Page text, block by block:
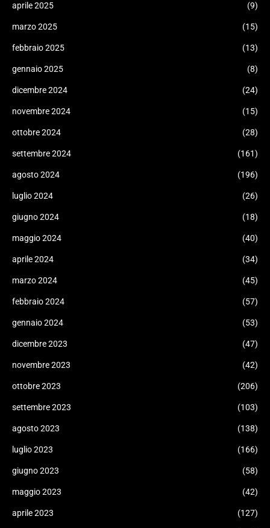
aprile 2025 (9)
marzo 2025 (15)
febbraio 2025 (13)
gennaio 2025 (8)
dicembre 2024 (24)
novembre 2024 (15)
ottobre 2024 (28)
settembre 2024 (161)
agosto 2024 (196)
luglio 2024 (26)
giugno 2024 (18)
maggio 2024 (40)
aprile 2024 (34)
marzo 2024 (45)
febbraio 2024 (57)
gennaio 2024 (53)
dicembre 2023 (47)
novembre 2023 (42)
ottobre 2023 (206)
settembre 2023 (103)
agosto 2023 (138)
luglio 2023 (166)
giugno 2023 (58)
maggio 2023 (42)
aprile 2023 (127)